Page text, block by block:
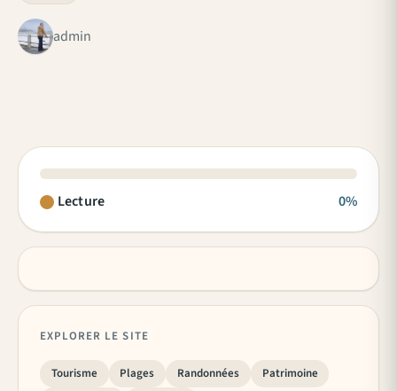
admin
Lecture 0%
EXPLORER LE SITE
Tourisme Plages Randonnées
Patrimoine